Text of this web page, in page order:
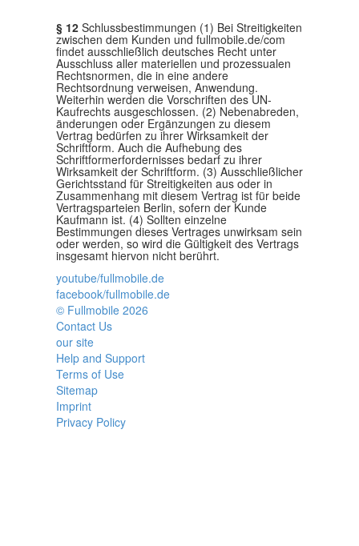
§ 12 Schlussbestimmungen (1) Bei Streitigkeiten
zwischen dem Kunden und fullmobile.de/com
findet ausschließlich deutsches Recht unter
Ausschluss aller materiellen und prozessualen
Rechtsnormen, die in eine andere
Rechtsordnung verweisen, Anwendung.
Weiterhin werden die Vorschriften des UN-
Kaufrechts ausgeschlossen. (2) Nebenabreden,
änderungen oder Ergänzungen zu diesem
Vertrag bedürfen zu ihrer Wirksamkeit der
Schriftform. Auch die Aufhebung des
Schriftformerfordernisses bedarf zu ihrer
Wirksamkeit der Schriftform. (3) Ausschließlicher
Gerichtsstand für Streitigkeiten aus oder in
Zusammenhang mit diesem Vertrag ist für beide
Vertragsparteien Berlin, sofern der Kunde
Kaufmann ist. (4) Sollten einzelne
Bestimmungen dieses Vertrages unwirksam sein
oder werden, so wird die Gültigkeit des Vertrags
insgesamt hiervon nicht berührt.
youtube/fullmobile.de
facebook/fullmobile.de
© Fullmobile 2026
Contact Us
our site
Help and Support
Terms of Use
Sitemap
Imprint
Privacy Policy